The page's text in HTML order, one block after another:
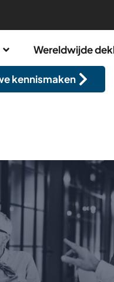
Wereldwijde
kennismaken